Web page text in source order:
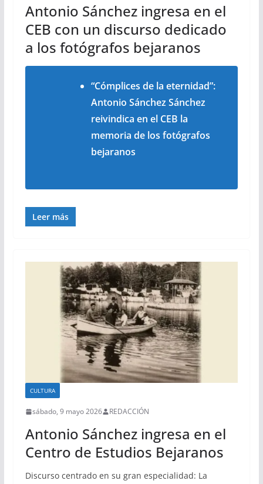
Antonio Sánchez ingresa en el
CEB con un discurso dedicado
a los fotógrafos bejaranos
“Cómplices de la eternidad”:
Antonio Sánchez Sánchez
reivindica en el CEB la
memoria de los fotógrafos
bejaranos
Leer más
CULTURA
sábado, 9 mayo 2026 REDACCIÓN
Antonio Sánchez ingresa en el
Centro de Estudios Bejaranos
Discurso centrado en su gran especialidad: La